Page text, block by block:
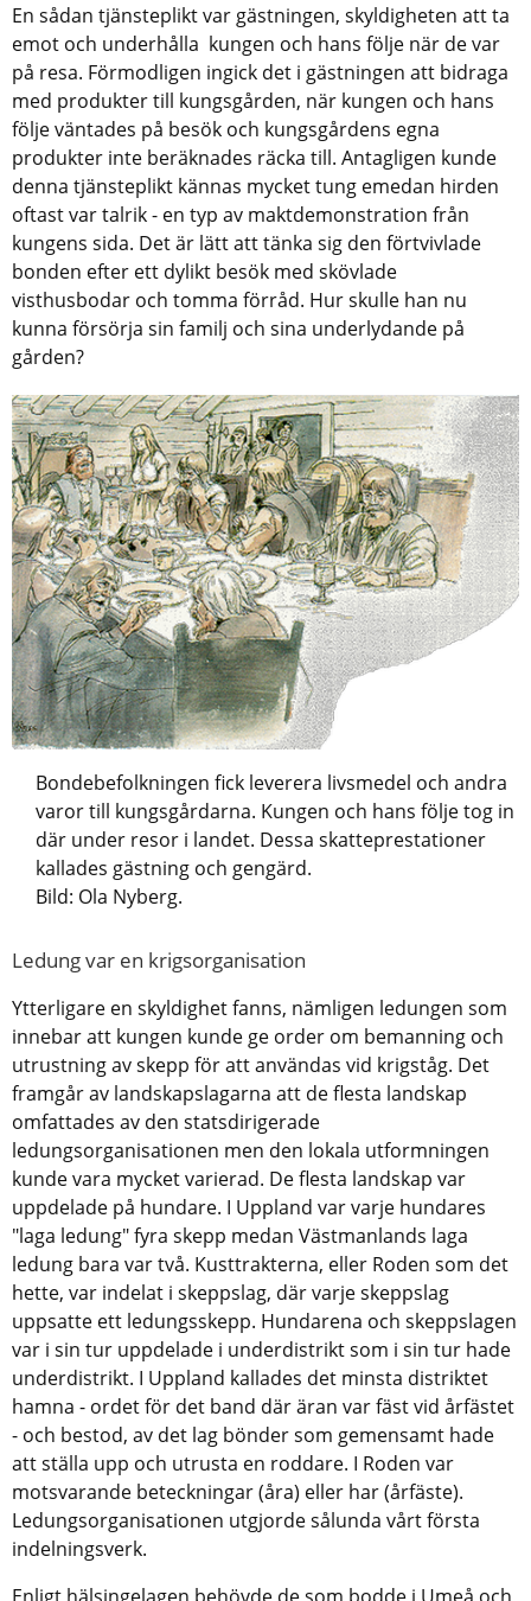
En sådan tjänsteplikt var gästningen, skyldigheten att ta
emot och underhålla kungen och hans följe när de var
på resa. Förmodligen ingick det i gästningen att bidraga
med produkter till kungsgården, när kungen och hans
följe väntades på besök och kungsgårdens egna
produkter inte beräknades räcka till. Antagligen kunde
denna tjänsteplikt kännas mycket tung emedan hirden
oftast var talrik - en typ av maktdemonstration från
kungens sida. Det är lätt att tänka sig den förtvivlade
bonden efter ett dylikt besök med skövlade
visthusbodar och tomma förråd. Hur skulle han nu
kunna försörja sin familj och sina underlydande på
gården?
Bondebefolkningen fick leverera livsmedel och andra
varor till kungsgårdarna. Kungen och hans följe tog in
där under resor i landet. Dessa skatteprestationer
kallades gästning och gengärd.
Bild: Ola Nyberg.
Ledung var en krigsorganisation
Ytterligare en skyldighet fanns, nämligen ledungen som
innebar att kungen kunde ge order om bemanning och
utrustning av skepp för att användas vid krigståg. Det
framgår av landskapslagarna att de flesta landskap
omfattades av den statsdirigerade
ledungsorganisationen men den lokala utformningen
kunde vara mycket varierad. De flesta landskap var
uppdelade på hundare. I Uppland var varje hundares
"laga ledung" fyra skepp medan Västmanlands laga
ledung bara var två. Kusttrakterna, eller Roden som det
hette, var indelat i skeppslag, där varje skeppslag
uppsatte ett ledungsskepp. Hundarena och skeppslagen
var i sin tur uppdelade i underdistrikt som i sin tur hade
underdistrikt. I Uppland kallades det minsta distriktet
hamna - ordet för det band där äran var fäst vid årfästet
- och bestod, av det lag bönder som gemensamt hade
att ställa upp och utrusta en roddare. I Roden var
motsvarande beteckningar (åra) eller har (årfäste).
Ledungsorganisationen utgjorde sålunda vårt första
indelningsverk.